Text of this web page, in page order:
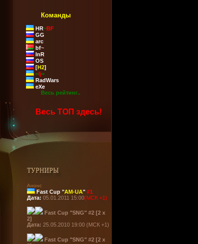
Команды
HR~BF
GG
arc
bf~
InR
OS
[H2]
=lj=
RadWars
eXe
Весь рейтинг..
Весь ТОП здесь!
Анонс
Fast Cup "AM-UA"#1
Дата: 05.01.2011 15:00(МСК +1)
Fast Cup "SNG" #2 [2 x
2]
Дата: 25.05.2010 19:00 (МСК +1)
Fast Cup "SNG" #2 [2 x